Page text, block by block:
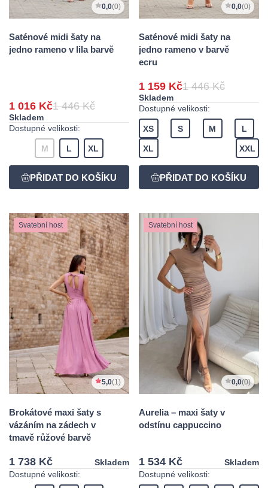
0,0(0)
Saténové midi šaty na
jedno rameno v lila barvě
1 016 Kč1 446 Kč
Skladem
Dostupné velikosti:
M L XL
0,0(0)
Saténové midi šaty na
jedno rameno v barvě
ecru
1 159 Kč1 446 Kč
Skladem
Dostupné velikosti:
XS S M L
XL XXL
Svatební host
5,0(1)
Brokátové maxi šaty s
vázáním na zádech v
tmavě růžové barvě
1 738 Kč
Skladem
Dostupné velikosti:
Svatební host
0,0(0)
Aurelia – maxi šaty v
odstínu cappuccino
1 534 Kč
Skladem
Dostupné velikosti: